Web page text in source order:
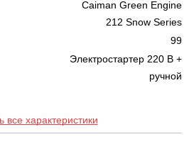
Caiman Green Engine
212 Snow Series
99
Электростартер 220 В +
ручной
все характеристики